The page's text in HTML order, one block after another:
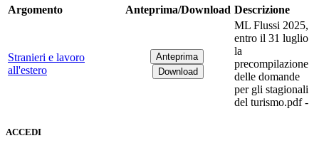
Argomento Anteprima/Download Descrizione
Stranieri e lavoro
all'estero
ML Flussi 2025,
entro il 31 luglio
la
precompilazione
delle domande
per gli stagionali
del turismo.pdf -
ACCEDI